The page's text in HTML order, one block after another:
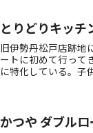
とりどりキッチ
旧伊勢丹松戸店跡地
ートに初めて行って
に特化している。子
かつや ダブルロ